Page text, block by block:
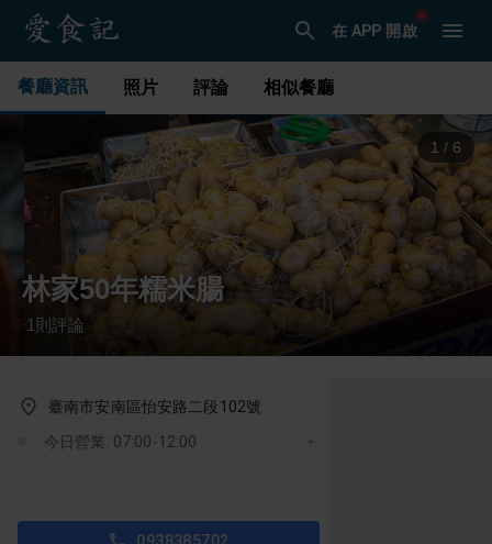
在 APP 開啟
餐廳資訊 照片 評論 相似餐廳
1 / 6
林家50年糯米腸
· 1 則評論
臺南市安南區怡安路二段102號
今日營業: 07:00-12:00